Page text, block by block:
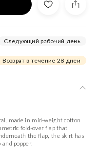
Следующий рабочий день
Возврат в течение 28 дней
made in mid-weight cotton
fold-over flap that
the flap, the skirt has
popper.